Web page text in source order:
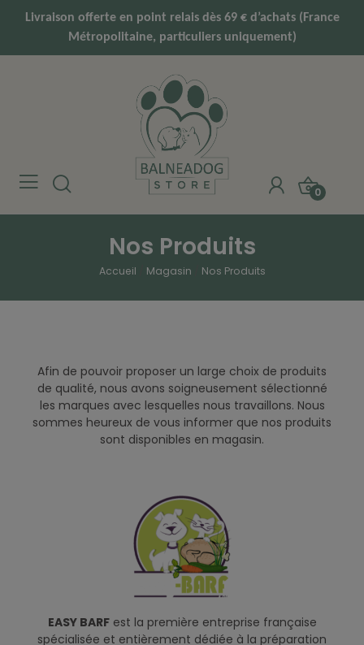
Livraison offerte en point relais dès 69 € d’achats (France
Métropolitaine, particuliers uniquement)
0
Nos Produits
Accueil Magasin Nos Produits
Afin de pouvoir proposer un large choix de produits
de qualité, nous avons soigneusement sélectionné
les marques avec lesquelles nous travaillons. Nous
sommes heureux de vous informer que nos produits
sont disponibles en magasin.
EASY BARFest la première entreprise française
spécialisée et entièrement dédiée à la préparation